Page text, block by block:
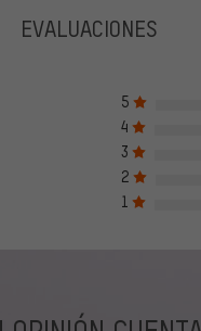
EVALUACIONES
5
4
3
2
1